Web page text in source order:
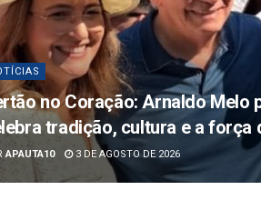
no Coração: Arnaldo Melo
tradição, cultura e a força
APAUTA10 3 DE AGOSTO DE 2026